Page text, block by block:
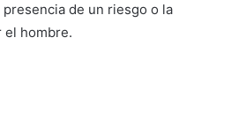
de un riesgo o la
el hombre.